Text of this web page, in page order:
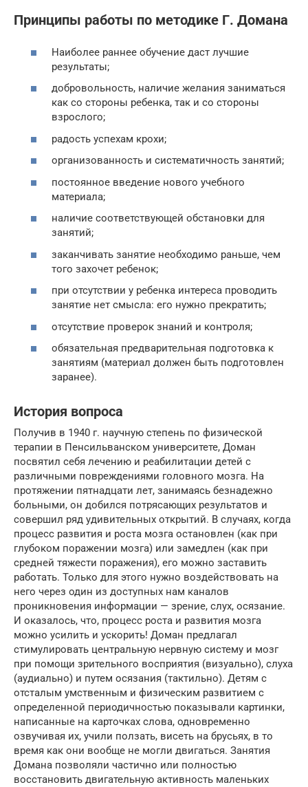
Принципы работы по методике Г. Домана
Наиболее раннее обучение даст лучшие
результаты;
добровольность, наличие желания заниматься
как со стороны ребенка, так и со стороны
взрослого;
радость успехам крохи;
организованность и систематичность занятий;
постоянное введение нового учебного
материала;
наличие соответствующей обстановки для
занятий;
заканчивать занятие необходимо раньше, чем
того захочет ребенок;
при отсутствии у ребенка интереса проводить
занятие нет смысла: его нужно прекратить;
отсутствие проверок знаний и контроля;
обязательная предварительная подготовка к
занятиям (материал должен быть подготовлен
заранее).
История вопроса
Получив в 1940 г. научную степень по физической
терапии в Пенсильванском университете, Доман
посвятил себя лечению и реабилитации детей с
различными повреждениями головного мозга. На
протяжении пятнадцати лет, занимаясь безнадежно
больными, он добился потрясающих результатов и
совершил ряд удивительных открытий. В случаях, когда
процесс развития и роста мозга остановлен (как при
глубоком поражении мозга) или замедлен (как при
средней тяжести поражения), его можно заставить
работать. Только для этого нужно воздействовать на
него через один из доступных нам каналов
проникновения информации — зрение, слух, осязание.
И оказалось, что, процесс роста и развития мозга
можно усилить и ускорить! Доман предлагал
стимулировать центральную нервную систему и мозг
при помощи зрительного восприятия (визуально), слуха
(аудиально) и путем осязания (тактильно). Детям с
отсталым умственным и физическим развитием с
определенной периодичностью показывали картинки,
написанные на карточках слова, одновременно
озвучивая их, учили ползать, висеть на брусьях, в то
время как они вообще не могли двигаться. Занятия
Домана позволяли частично или полностью
восстановить двигательную активность маленьких